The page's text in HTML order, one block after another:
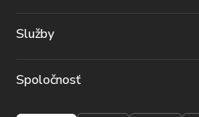
Služby
Spoločnosť